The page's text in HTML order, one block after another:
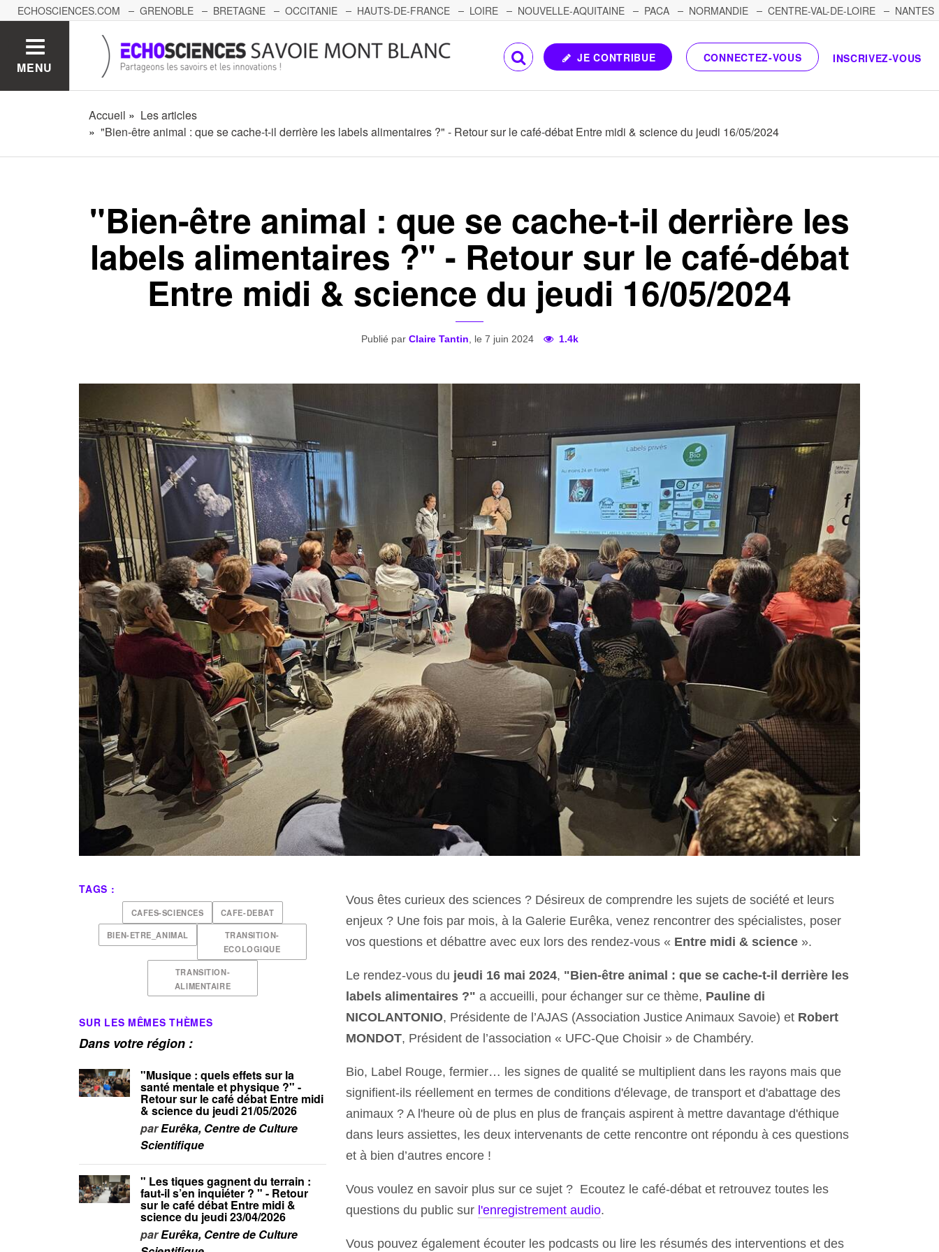
ECHOSCIENCES.COM GRENOBLE BRETAGNE OCCITANIE HAUTS-DE-FRANCE LOIRE NOUVELLE-AQUITAINE PACA NORMANDIE CENTRE-VAL-DE-LOIRE
NANTES
MENU
JE CONTRIBUE CONNECTEZ-VOUS INSCRIVEZ-VOUS
Accueil
Les articles
"Bien-être animal : que se cache-t-il derrière les labels alimentaires ?" - Retour sur le café-débat Entre midi & science du jeudi 16/05/2024
"Bien-être animal : que se cache-t-il derrière les
labels alimentaires ?" - Retour sur le café-débat
Entre midi & science du jeudi 16/05/2024
Publié par Claire Tantin , le 7 juin 2024 1.4k
Vous êtes curieux des sciences ? Désireux de comprendre les sujets de société et leurs
enjeux ? Une fois par mois, à la Galerie Eurêka, venez rencontrer des spécialistes, poser
vos questions et débattre avec eux lors des rendez-vous « Entre midi & science ».
Le rendez-vous du jeudi 16 mai 2024, "Bien-être animal : que se cache-t-il derrière les
labels alimentaires ?" a accueilli, pour échanger sur ce thème, Pauline di
NICOLANTONIO, Présidente de l’AJAS (Association Justice Animaux Savoie) et Robert
MONDOT, Président de l’association « UFC-Que Choisir » de Chambéry.
Bio, Label Rouge, fermier… les signes de qualité se multiplient dans les rayons mais que
signifient-ils réellement en termes de conditions d'élevage, de transport et d'abattage des
animaux ? A l'heure où de plus en plus de français aspirent à mettre davantage d'éthique
dans leurs assiettes, les deux intervenants de cette rencontre ont répondu à ces questions
et à bien d’autres encore !
Vous voulez en savoir plus sur ce sujet ? Ecoutez le café-débat et retrouvez toutes les
questions du public sur l'enregistrement audio.
Vous pouvez également écouter les podcasts ou lire les résumés des interventions et des
TAGS :
CAFES-SCIENCES CAFE-DEBAT
BIEN-ETRE_ANIMAL
TRANSITION-
ECOLOGIQUE
TRANSITION-
ALIMENTAIRE
SUR LES MÊMES THÈMES
Dans votre région :
"Musique : quels effets sur la
santé mentale et physique ?" -
Retour sur le café débat Entre midi
& science du jeudi 21/05/2026
parEurêka, Centre de Culture
Scientifique
" Les tiques gagnent du terrain :
faut-il s’en inquiéter ? " - Retour
sur le café débat Entre midi &
science du jeudi 23/04/2026
parEurêka, Centre de Culture